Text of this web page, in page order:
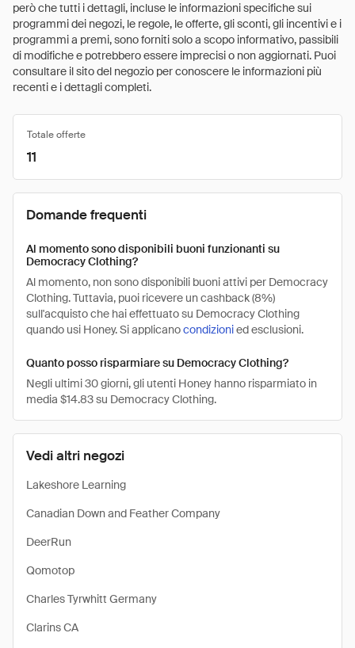
però che tutti i dettagli, incluse le informazioni specifiche sui
programmi dei negozi, le regole, le offerte, gli sconti, gli incentivi e i
programmi a premi, sono forniti solo a scopo informativo, passibili
di modifiche e potrebbero essere imprecisi o non aggiornati. Puoi
consultare il sito del negozio per conoscere le informazioni più
recenti e i dettagli completi.
Vedi altri negozi
Lakeshore Learning
Canadian Down and Feather Company
DeerRun
Qomotop
Charles Tyrwhitt Germany
Clarins CA
Totale offerte
11
Domande frequenti
Al momento sono disponibili buoni funzionanti su
Democracy Clothing?
Al momento, non sono disponibili buoni attivi per Democracy
Clothing. Tuttavia, puoi ricevere un cashback (8%)
sull'acquisto che hai effettuato su Democracy Clothing
quando usi Honey. Si applicanocondizionied esclusioni.
Quanto posso risparmiare su Democracy Clothing?
Negli ultimi 30 giorni, gli utenti Honey hanno risparmiato in
media $14.83 su Democracy Clothing.